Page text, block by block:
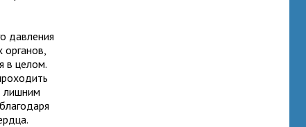
давления
в целом.
лишним